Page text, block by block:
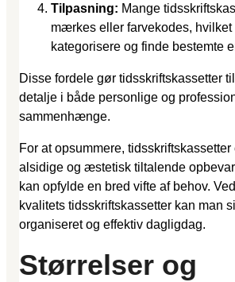
Tilpasning: Mange
mærkes eller farvekodes, hvilket
kategorisere og finde bestemte
Disse fordele gør tidsskriftskassetter
detalje i både personlige og
sammenhænge.
For at opsummere,
alsidige og æstetisk tiltalende
kan opfylde en bred vifte af behov.
kvalitets tidsskriftskassetter kan man
organiseret og effektiv dagligdag.
Størrelser og